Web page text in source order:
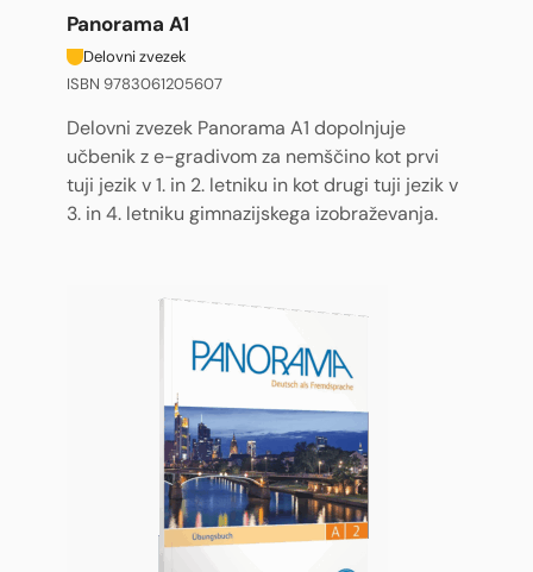
Panorama A1
Delovni zvezek
ISBN 9783061205607
Delovni zvezek Panorama A1 dopolnjuje
učbenik z e-gradivom za nemščino kot prvi
tuji jezik v 1. in 2. letniku in kot drugi tuji jezik v
3. in 4. letniku gimnazijskega izobraževanja.